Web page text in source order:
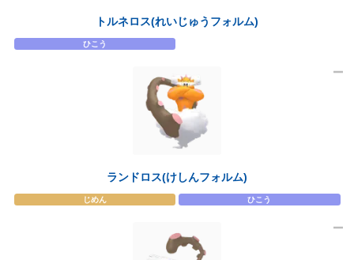
トルネロス(れいじゅうフォルム)
ひこう
ランドロス(けしんフォルム)
じめん ひこう